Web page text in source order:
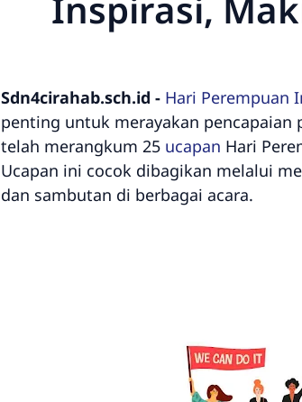
Sdn4cirahab.sch.id - Hari Perempuan
penting untuk merayakan
telah merangkum 25 ucapan Hari
Ucapan ini cocok dibagikan melalui
dan sambutan di berbagai acara.